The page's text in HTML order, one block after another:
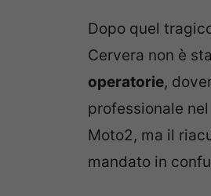
Dopo quel
Cervera non è
operatorie,
professionale
Moto2, ma il
mandato in